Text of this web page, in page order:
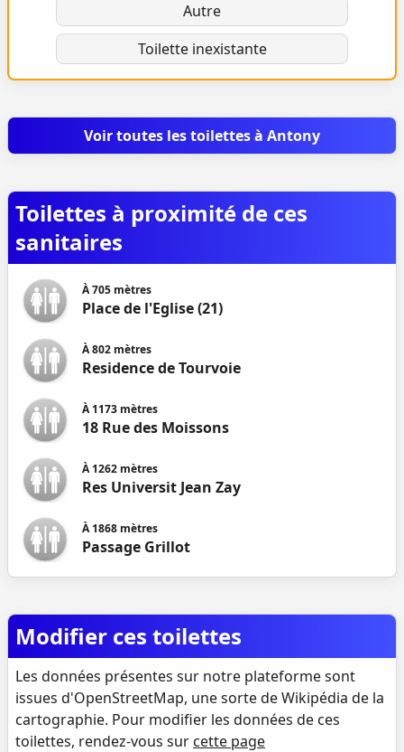
Autre
Toilette inexistante
Voir toutes les toilettes à Antony
Toilettes à proximité de ces
sanitaires
À705 mètres
Place de l'Eglise (21)
À802 mètres
Residence de Tourvoie
À1173 mètres
18 Rue des Moissons
À1262 mètres
Res Universit Jean Zay
À1868 mètres
Passage Grillot
Modifier ces toilettes
Les données présentes sur notre plateforme sont
issues d'OpenStreetMap, une sorte de Wikipédia de la
cartographie. Pour modifier les données de ces
toilettes, rendez-vous sur cette page